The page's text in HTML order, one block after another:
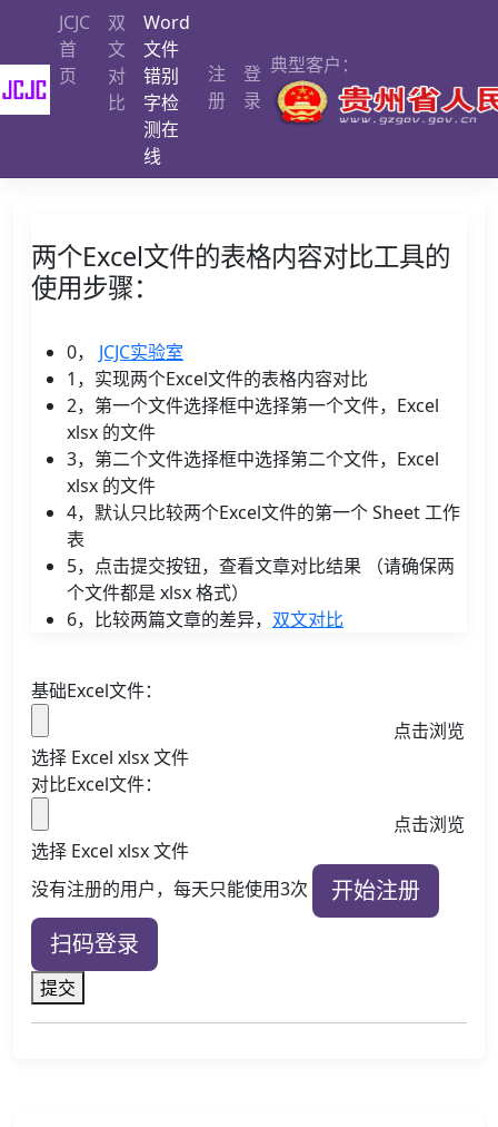
JCJC
首
页
双
文
对
比
Word
文件
错别
字检
测在
线
注
册
登
录
典型客户：
两个Excel文件的表格内容对比工具的
使用步骤：
0， JCJC实验室
1，实现两个Excel文件的表格内容对比
2，第一个文件选择框中选择第一个文件，Excel
xlsx 的文件
3，第二个文件选择框中选择第二个文件，Excel
xlsx 的文件
4，默认只比较两个Excel文件的第一个 Sheet 工作
表
5，点击提交按钮，查看文章对比结果 （请确保两
个文件都是 xlsx 格式）
6，比较两篇文章的差异， 双文对比
基础Excel文件：
点击浏览
选择 Excel xlsx 文件
对比Excel文件：
点击浏览
选择 Excel xlsx 文件
没有注册的用户，每天只能使用3次
开始注册
扫码登录
提交